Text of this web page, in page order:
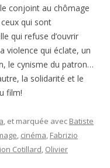
conjoint au chômage
qui sont
qui refuse d’ouvrir
violence qui éclate, un
le cynisme du patron…
la solidarité et le
film!
, et marquée avec Batiste
, cinéma, Fabrizio
Cotillard, Olivier